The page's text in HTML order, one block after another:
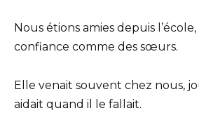
Nous étions amies depuis
confiance comme des sœurs.
Elle venait souvent chez nous,
aidait quand il le fallait.